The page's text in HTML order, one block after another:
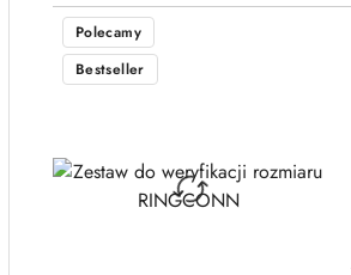
Polecamy
Bestseller